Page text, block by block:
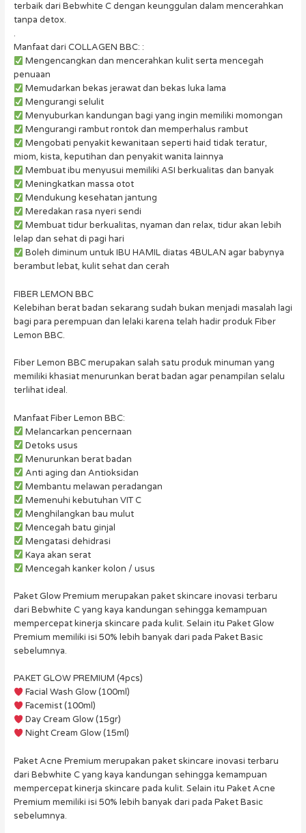
terbaik dari Bebwhite C dengan keunggulan dalam mencerahkan
tanpa detox.
.
Manfaat dari COLLAGEN BBC: :
Mengencangkan dan mencerahkan kulit serta mencegah
penuaan
Memudarkan bekas jerawat dan bekas luka lama
Mengurangi selulit
Menyuburkan kandungan bagi yang ingin memiliki momongan
Mengurangi rambut rontok dan memperhalus rambut
Mengobati penyakit kewanitaan seperti haid tidak teratur,
miom, kista, keputihan dan penyakit wanita lainnya
Membuat ibu menyusui memiliki ASI berkualitas dan banyak
Meningkatkan massa otot
Mendukung kesehatan jantung
Meredakan rasa nyeri sendi
Membuat tidur berkualitas, nyaman dan relax, tidur akan lebih
lelap dan sehat di pagi hari
Boleh diminum untuk IBU HAMIL diatas 4BULAN agar babynya
berambut lebat, kulit sehat dan cerah
FIBER LEMON BBC
Kelebihan berat badan sekarang sudah bukan menjadi masalah lagi
bagi para perempuan dan lelaki karena telah hadir produk Fiber
Lemon BBC.
Fiber Lemon BBC merupakan salah satu produk minuman yang
memiliki khasiat menurunkan berat badan agar penampilan selalu
terlihat ideal.
Manfaat Fiber Lemon BBC:
Melancarkan pencernaan
Detoks usus
Menurunkan berat badan
Anti aging dan Antioksidan
Membantu melawan peradangan
Memenuhi kebutuhan VIT C
Menghilangkan bau mulut
Mencegah batu ginjal
Mengatasi dehidrasi
Kaya akan serat
Mencegah kanker kolon / usus
Paket Glow Premium merupakan paket skincare inovasi terbaru
dari Bebwhite C yang kaya kandungan sehingga kemampuan
mempercepat kinerja skincare pada kulit. Selain itu Paket Glow
Premium memiliki isi 50% lebih banyak dari pada Paket Basic
sebelumnya.
PAKET GLOW PREMIUM (4pcs)
Facial Wash Glow (100ml)
Facemist (100ml)
Day Cream Glow (15gr)
Night Cream Glow (15ml)
Paket Acne Premium merupakan paket skincare inovasi terbaru
dari Bebwhite C yang kaya kandungan sehingga kemampuan
mempercepat kinerja skincare pada kulit. Selain itu Paket Acne
Premium memiliki isi 50% lebih banyak dari pada Paket Basic
sebelumnya.